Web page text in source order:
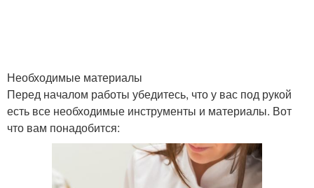
Необходимые материалы
Перед началом работы убедитесь, что у вас под рукой
есть все необходимые инструменты и материалы. Вот
что вам понадобится: